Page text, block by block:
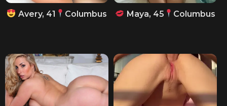
Avery, 41 Columbus Maya, 45 Columbus